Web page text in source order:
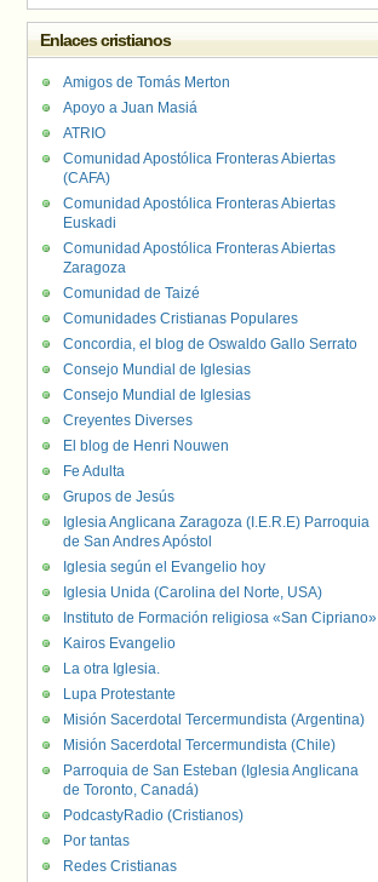
Enlaces cristianos
Amigos de Tomás Merton
Apoyo a Juan Masiá
ATRIO
Comunidad Apostólica Fronteras Abiertas
(CAFA)
Comunidad Apostólica Fronteras Abiertas
Euskadi
Comunidad Apostólica Fronteras Abiertas
Zaragoza
Comunidad de Taizé
Comunidades Cristianas Populares
Concordia, el blog de Oswaldo Gallo Serrato
Consejo Mundial de Iglesias
Consejo Mundial de Iglesias
Creyentes Diverses
El blog de Henri Nouwen
Fe Adulta
Grupos de Jesús
Iglesia Anglicana Zaragoza (I.E.R.E) Parroquia
de San Andres Apóstol
Iglesia según el Evangelio hoy
Iglesia Unida (Carolina del Norte, USA)
Instituto de Formación religiosa «San Cipriano»
Kairos Evangelio
La otra Iglesia.
Lupa Protestante
Misión Sacerdotal Tercermundista (Argentina)
Misión Sacerdotal Tercermundista (Chile)
Parroquia de San Esteban (Iglesia Anglicana
de Toronto, Canadá)
PodcastyRadio (Cristianos)
Por tantas
Redes Cristianas